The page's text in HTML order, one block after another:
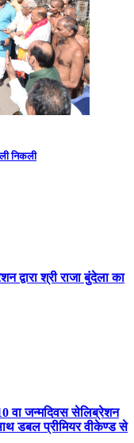
निकली
द्वारा श्री राजा बुंदेला का
वा जन्मदिवस सेलिब्रेशन
डबल प्रीमियर वीकेण्ड से